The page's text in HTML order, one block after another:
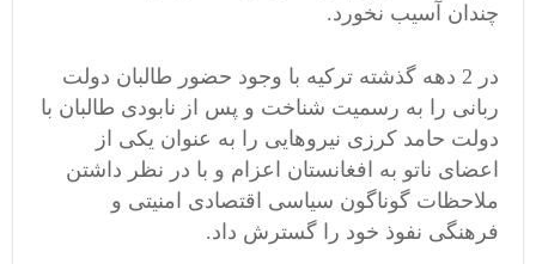
چندان آسیب نخورد.
در 2 دهه گذشته ترکیه با وجود حضور طالبان دولت
ربانی را به رسمیت شناخت و پس از نابودی طالبان با
دولت حامد کرزی نیروهایی را به عنوان یکی از
اعضای ناتو به افغانستان اعزام و با در نظر داشتن
ملاحظات گوناگون سیاسی اقتصادی امنیتی و
فرهنگی نفوذ خود را گسترش داد.